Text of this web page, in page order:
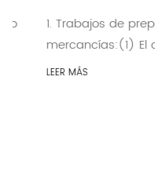
1. Trabajos de
mercancías:(1) El
LEER MÁS